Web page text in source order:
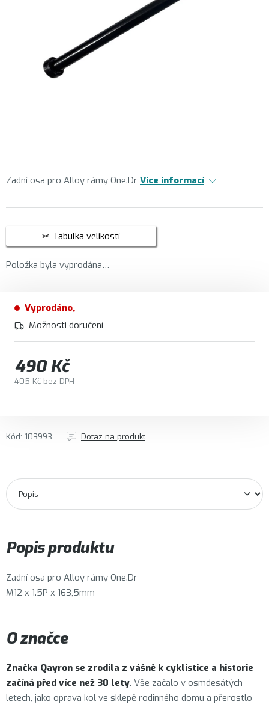
Zadní osa pro Alloy rámy One.Dr Více informací
Tabulka velikostí
Položka byla vyprodána…
Vyprodáno
Možnosti doručení
490 Kč
405 Kč bez DPH
Kód: 103993 Dotaz na produkt
Popis produktu
Zadní osa pro Alloy rámy One.Dr
M12 x 1.5P x 163,5mm
O značce
Značka Qayron se zrodila z vášně k cyklistice a historie
začíná před více než 30 lety. Vše začalo v osmdesátých
letech, jako oprava kol ve sklepě rodinného domu a přerostlo